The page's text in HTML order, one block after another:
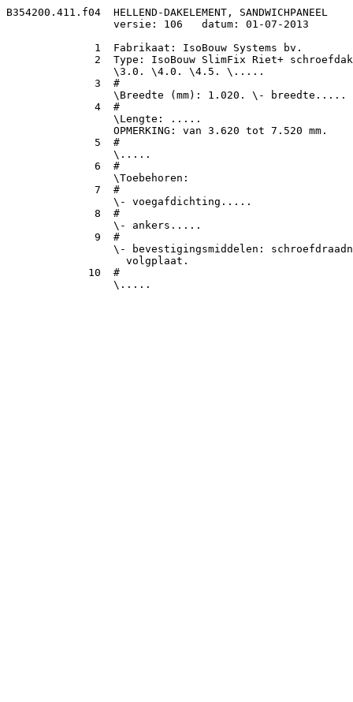
B354200.411.f04  HELLEND-DAKELEMENT, SANDWICHPANEEL
                 versie: 106   datum: 01-07-2013
              1  Fabrikaat: IsoBouw Systems bv.
2  Type: IsoBouw SlimFix Riet+
                 \3.0. \4.0. \4.5. \.....
              3  #
                 \Breedte (mm): 1.020. \- breedte.....
              4  #
                 \Lengte: .....
                 OPMERKING: van 3.620 tot 7.520 mm.
              5  #
                 \.....
              6  #
                 \Toebehoren:
              7  #
                 \- voegafdichting.....
              8  #
                 \- ankers.....
              9  #
\- bevestigingsmiddelen:
                   volgplaat.
             10  #